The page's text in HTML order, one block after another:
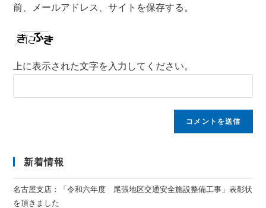
前、メールアドレス、サイトを保存する。
上に表示された文字を入力してください。
新着情報
名古屋支店：「令和六年度 尾張地区交通安全施設整備工事」表彰状
を頂きました